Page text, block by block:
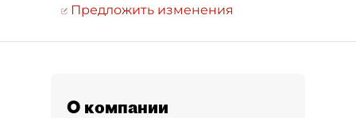
Предложить изменения
О компании